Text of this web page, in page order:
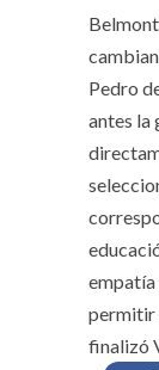
Pedro
antes la
empatía
permitir
finalizó